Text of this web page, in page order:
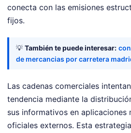
conecta con las emisiones
fijos.
💡 También te puede interesar:
de mercancias por carretera
Las cadenas comerciales
tendencia mediante la
sus informativos en aplicaciones
oficiales externos. Esta